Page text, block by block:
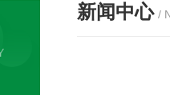
新闻中心 /